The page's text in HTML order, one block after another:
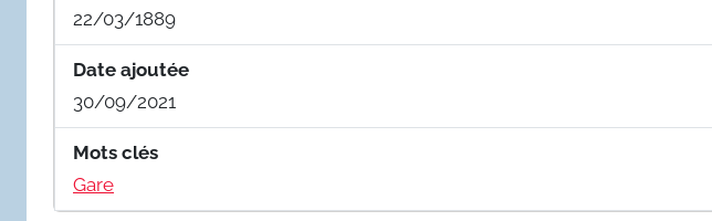
22/03/1889
Date ajoutée
30/09/2021
Mots clés
Gare